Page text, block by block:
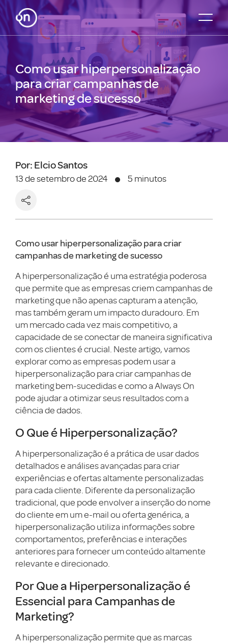
Como usar hiperpersonalização
para criar campanhas de
marketing de sucesso
Por: Elcio Santos
13 de setembro de 2024 5 minutos
Como usar hiperpersonalização para criar
campanhas de marketing de sucesso
A hiperpersonalização é uma estratégia poderosa
que permite que as empresas criem campanhas de
marketing que não apenas capturam a atenção,
mas também geram um impacto duradouro. Em
um mercado cada vez mais competitivo, a
capacidade de se conectar de maneira significativa
com os clientes é crucial. Neste artigo, vamos
explorar como as empresas podem usar a
hiperpersonalização para criar campanhas de
marketing bem-sucedidas e como a Always On
pode ajudar a otimizar seus resultados com a
ciência de dados.
O Que é Hiperpersonalização?
A hiperpersonalização é a prática de usar dados
detalhados e análises avançadas para criar
experiências e ofertas altamente personalizadas
para cada cliente. Diferente da personalização
tradicional, que pode envolver a inserção do nome
do cliente em um e-mail ou oferta genérica, a
hiperpersonalização utiliza informações sobre
comportamentos, preferências e interações
anteriores para fornecer um conteúdo altamente
relevante e direcionado.
Por Que a Hiperpersonalização é
Essencial para Campanhas de
Marketing?
A hiperpersonalização permite que as marcas